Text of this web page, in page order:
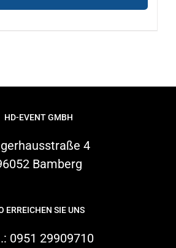
HD-EVENT GMBH
4
Bamberg
ERREICHEN SIE UNS
0951 29909710